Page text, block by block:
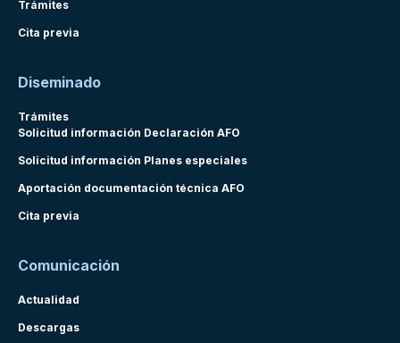
Trámites
Cita previa
Diseminado
Trámites
Solicitud información Declaración AFO
Solicitud información Planes especiales
Aportación documentación técnica AFO
Cita previa
Comunicación
Actualidad
Descargas